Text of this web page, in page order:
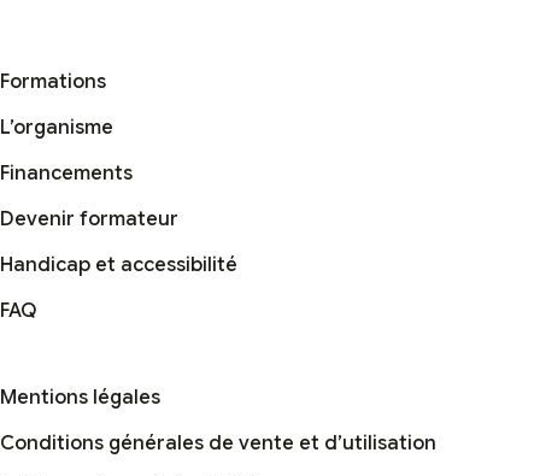
Formations
L’organisme
Financements
Devenir formateur
Handicap et accessibilité
FAQ
Mentions légales
Conditions générales de vente et d’utilisation